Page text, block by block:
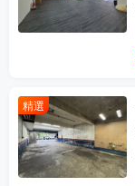
精選